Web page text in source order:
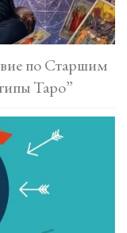
по Старшим
Таро”